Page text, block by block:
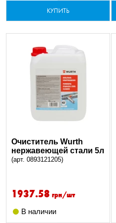
КУПИТЬ
Очиститель Wurth
нержавеющей стали 5л
(арт. 0893121205)
1937.58 грн/шт
В наличии